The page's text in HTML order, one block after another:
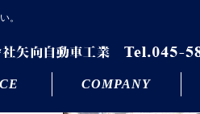
。
COMPANY